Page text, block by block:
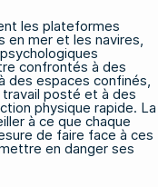
les plateformes
mer et les navires,
confrontés à des
espaces confinés,
posté et à des
physique rapide. La
à ce que chaque
de faire face à ces
en danger ses